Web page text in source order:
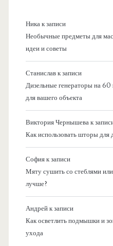
Никак записи
Необычные предметы для
идеи и советы
Станиславк записи
Дизельные генераторы на
для вашего объекта
Виктория Чернышевак
Как использовать шторы для
Софияк записи
Мяту сушить со стеблями или
лучше?
Андрейк записи
Как осветлить подмышки и
ухода